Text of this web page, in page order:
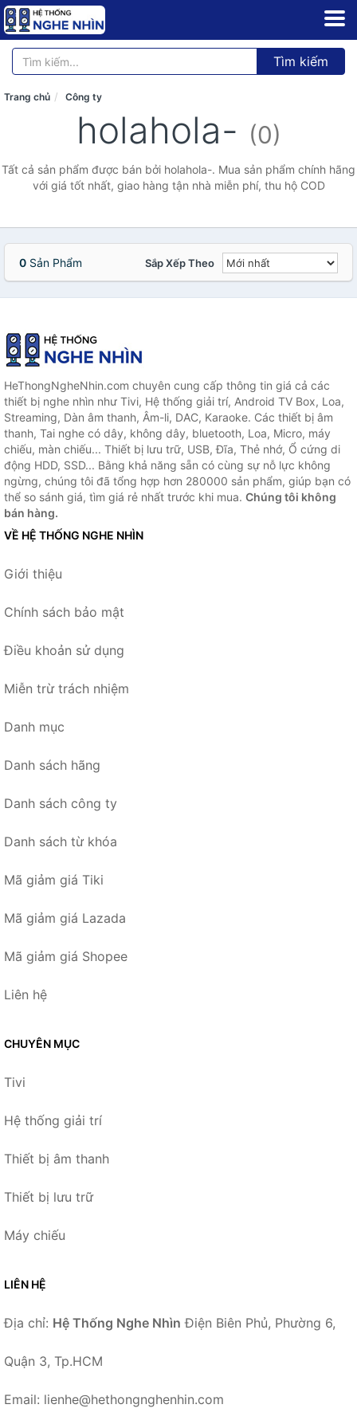
Tìm kiếm
Trang chủ Công ty
holahola- (0)
Tất cả sản phẩm được bán bởi holahola-. Mua sản phẩm chính hãng
với giá tốt nhất, giao hàng tận nhà miễn phí, thu hộ COD
0 Sản Phẩm Sắp Xếp Theo
HeThongNgheNhin.com chuyên cung cấp thông tin giá cả các
thiết bị nghe nhìn như Tivi, Hệ thống giải trí, Android TV Box, Loa,
Streaming, Dàn âm thanh, Âm-li, DAC, Karaoke. Các thiết bị âm
thanh, Tai nghe có dây, không dây, bluetooth, Loa, Micro, máy
chiếu, màn chiếu... Thiết bị lưu trữ, USB, Đĩa, Thẻ nhớ, Ổ cứng di
động HDD, SSD... Bằng khả năng sẵn có cùng sự nỗ lực không
ngừng, chúng tôi đã tổng hợp hơn 280000 sản phẩm, giúp bạn có
thể so sánh giá, tìm giá rẻ nhất trước khi mua. Chúng tôi không
bán hàng.
VỀ HỆ THỐNG NGHE NHÌN
Giới thiệu
Chính sách bảo mật
Điều khoản sử dụng
Miễn trừ trách nhiệm
Danh mục
Danh sách hãng
Danh sách công ty
Danh sách từ khóa
Mã giảm giá Tiki
Mã giảm giá Lazada
Mã giảm giá Shopee
Liên hệ
CHUYÊN MỤC
Tivi
Hệ thống giải trí
Thiết bị âm thanh
Thiết bị lưu trữ
Máy chiếu
LIÊN HỆ
Địa chỉ: Hệ Thống Nghe Nhìn Điện Biên Phủ, Phường 6,
Quận 3, Tp.HCM
Email: lienhe@hethongnghenhin.com